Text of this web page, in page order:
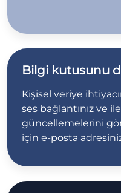
Bilgi kutusunu
Kişisel veriye
ses bağlantınız ve
güncellemelerini
için e-posta